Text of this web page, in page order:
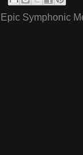
Symphonic